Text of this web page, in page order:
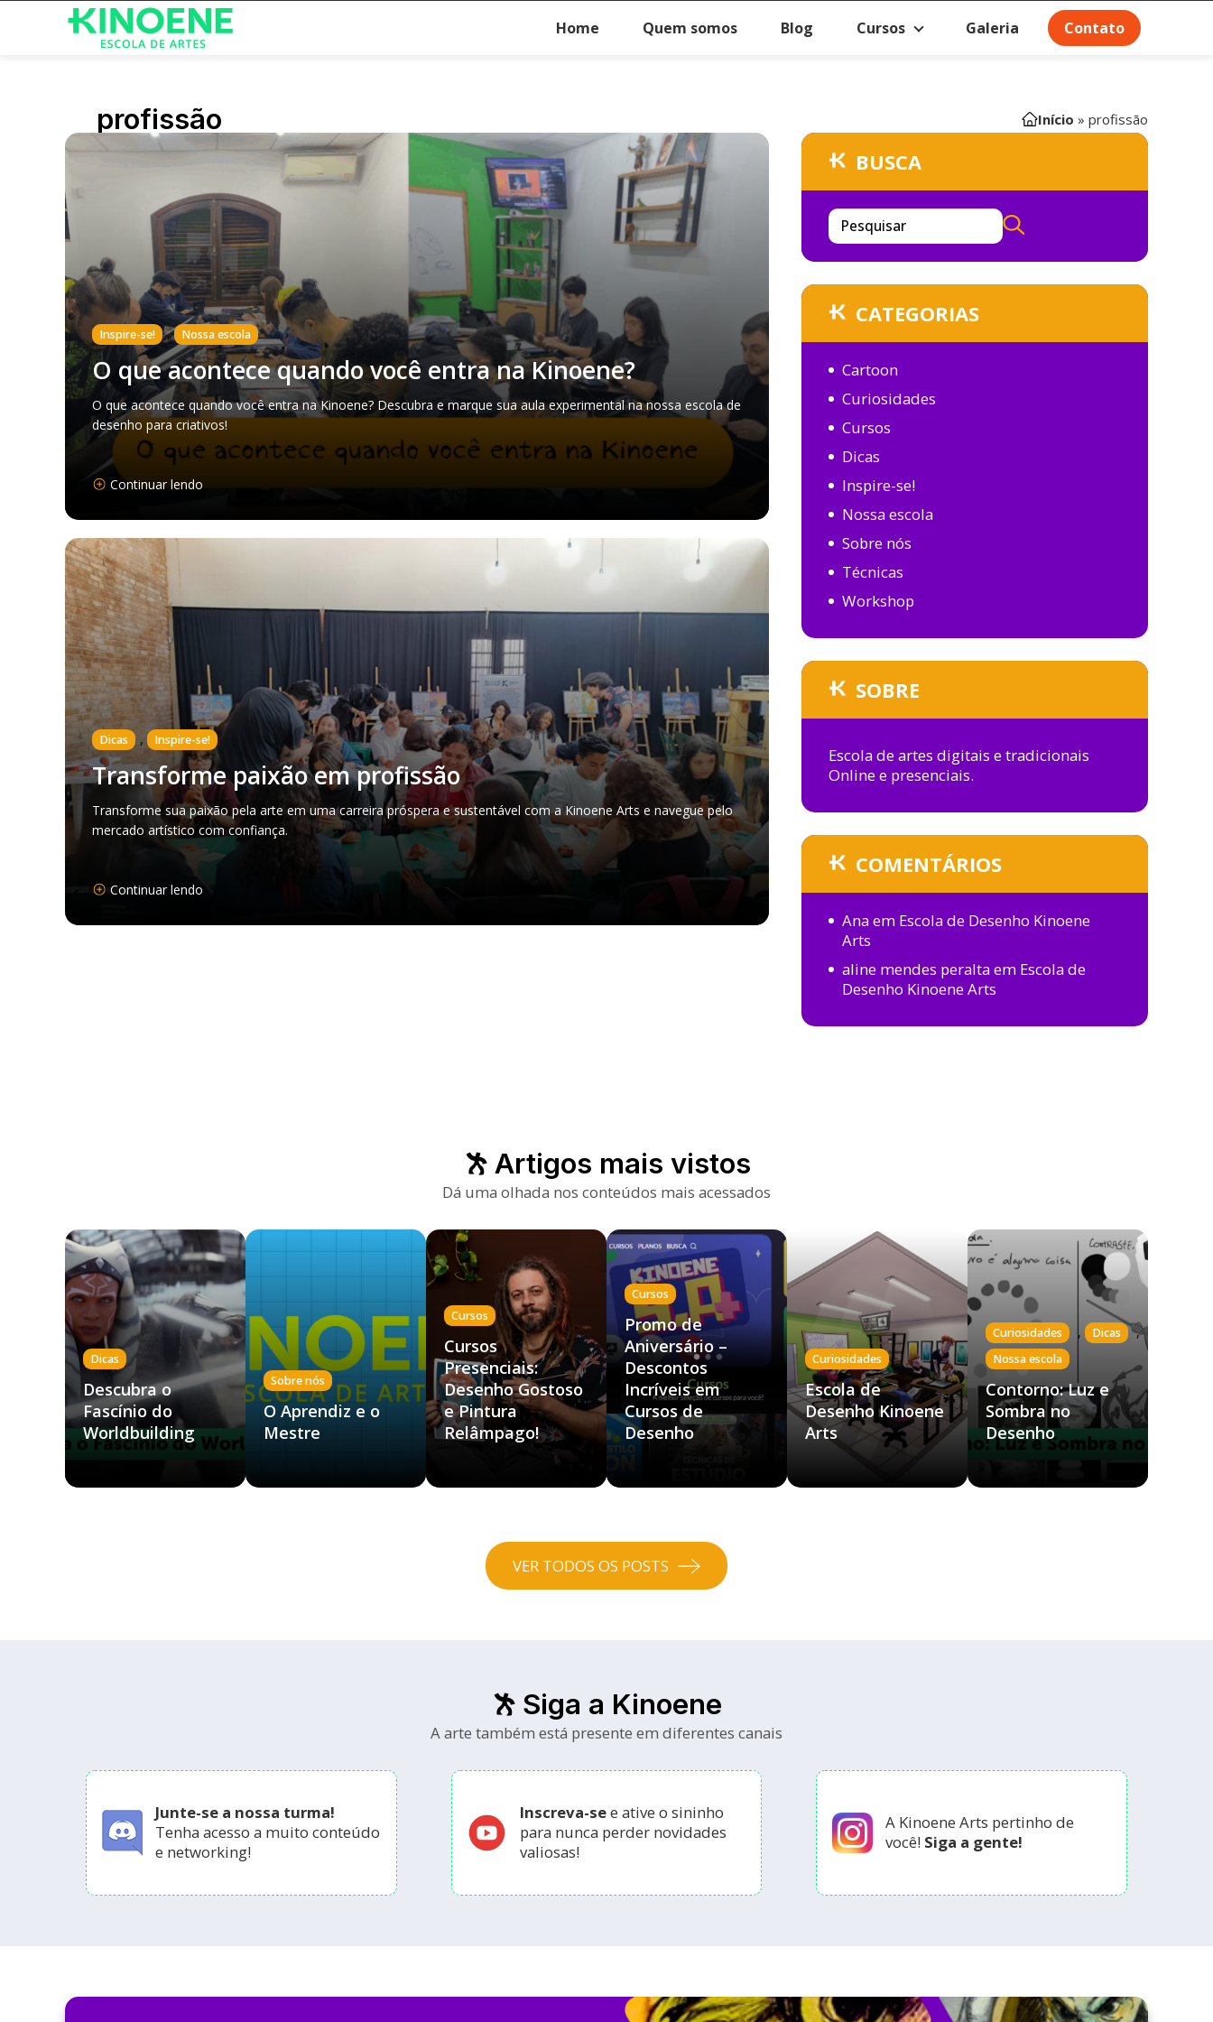
Home Quem somos Blog Cursos Galeria Contato
profissão Início » profissão
Inspire-se! , Nossa escola
O que acontece quando você entra na Kinoene?
O que acontece quando você entra na Kinoene? Descubra e marque sua aula experimental na nossa escola de
desenho para criativos!
Continuar lendo
Dicas , Inspire-se!
Transforme paixão em profissão
Transforme sua paixão pela arte em uma carreira próspera e sustentável com a Kinoene Arts e navegue pelo
mercado artístico com confiança.
Continuar lendo
BUSCA
Pesquisar
CATEGORIAS
Cartoon
Curiosidades
Cursos
Dicas
Inspire-se!
Nossa escola
Sobre nós
Técnicas
Workshop
SOBRE
Escola de artes digitais e tradicionais
Online e presenciais.
COMENTÁRIOS
Anaem Escola de Desenho Kinoene
Arts
aline mendes peraltaem Escola de
Desenho Kinoene Arts
Artigos mais vistos
Dá uma olhada nos conteúdos mais acessados
Dicas
Descubra o
Fascínio do
Worldbuilding
Sobre nós
O Aprendiz e o
Mestre
Cursos
Cursos
Presenciais:
Desenho Gostoso
e Pintura
Relâmpago!
Cursos
Promo de
Aniversário –
Descontos
Incríveis em
Cursos de
Desenho
Curiosidades
Escola de
Desenho Kinoene
Arts
Curiosidades , Dicas ,
Nossa escola
Contorno: Luz e
Sombra no
Desenho
VER TODOS OS POSTS
Siga a Kinoene
A arte também está presente em diferentes canais
Junte-se a nossa turma!
Tenha acesso a muito conteúdo
e networking!
Inscreva-see ative o sininho
para nunca perder novidades
valiosas!
A Kinoene Arts pertinho de
você! Siga a gente!